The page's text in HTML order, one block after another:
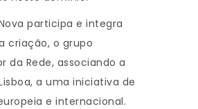
participa e integra
criação, o grupo
da Rede, associando a
a uma iniciativa de
e internacional.